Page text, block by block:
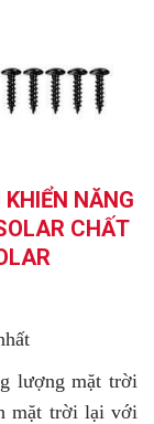
NĂNG
CHẤT
lượng mặt trời
mặt trời lại với